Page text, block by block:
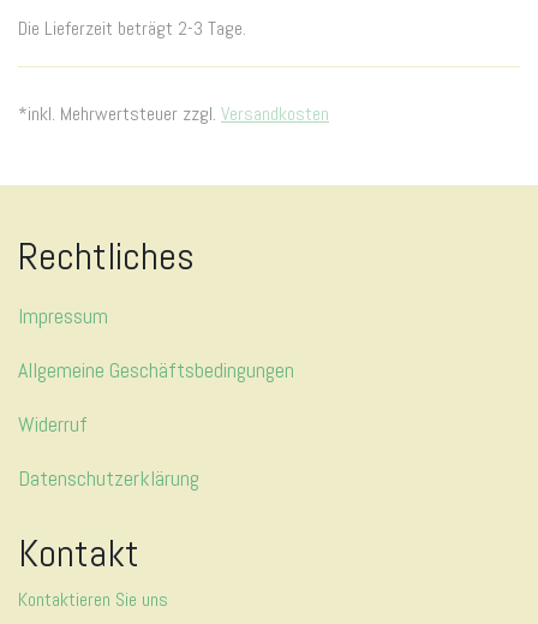
Die Lieferzeit beträgt 2-3 Tage.
*inkl. Mehrwertsteuer zzgl. Versandkosten
Rechtliches
Impressum
Allgemeine Geschäftsbedingungen
Widerruf
Datenschutzerklärung
Kontakt
Kontaktieren Sie uns